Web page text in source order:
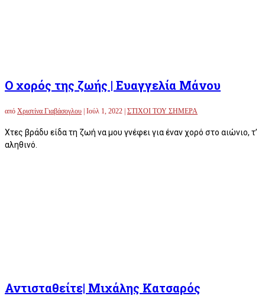
Ο χορός της ζωής | Ευαγγελία Μάνου
από Χριστίνα Γιαβάσογλου | Ιούλ 1, 2022 | ΣΤΙΧΟΙ ΤΟΥ ΣΗΜΕΡΑ
Χτες βράδυ είδα τη ζωή να μου γνέφει για έναν χορό στο αιώνιο, τ’
αληθινό.
Αντισταθείτε| Μιχάλης Κατσαρός